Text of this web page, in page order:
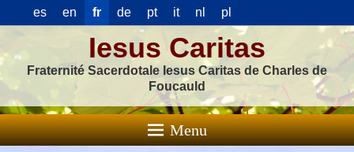
es en fr de pt it nl pl
Iesus Caritas
Fraternité Sacerdotale Iesus Caritas de Charles de
Foucauld
Menu